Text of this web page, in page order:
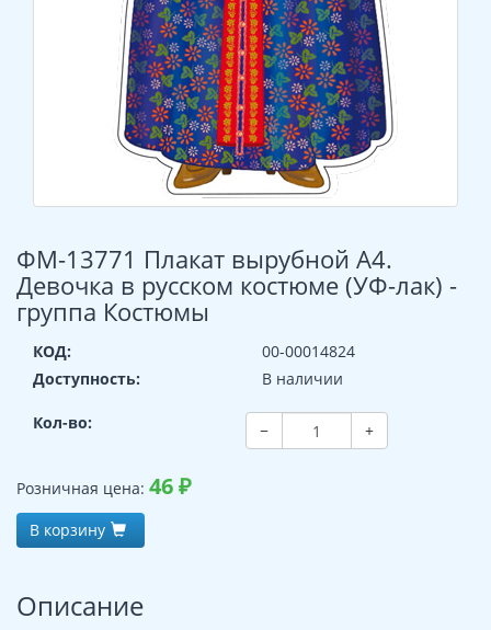
ФМ-13771 Плакат вырубной А4.
Девочка в русском костюме (УФ-лак) -
группа Костюмы
КОД:
00-00014824
Доступность:
В наличии
Кол-во: − +
Розничная цена: 46₽
В корзину
Описание